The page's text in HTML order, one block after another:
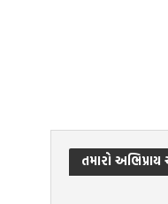
તમારો